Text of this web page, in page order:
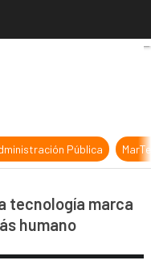
2026: La
Pública
tecnología marca
humano